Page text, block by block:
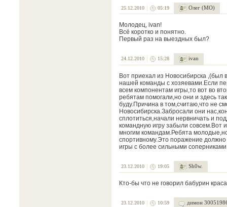
25.12.2010 05:19 Олег (МО)
Молодец, ivan!
Всё коротко и понятно.
Первый раз на выездных был?
24.12.2010 15:28 ivan
Вот приехал из Новосибирска ,(был
нашей команды с хозяевами.Если
всем компонентам игры,то вот во
ребятам помогали,но они и здесь
буду.Причина в том,считаю,что не
Новосибирска.Забросали они
сплотиться,начали нервничать и
командную игру забыли совсем.Вот
многим командам.Ребята
спортивному.Это поражение
игры с более сильными соперниками
23.12.2010 19:05 Sh0w.
Кто-бы что не говорил бабурин
23.12.2010 10:59 димон